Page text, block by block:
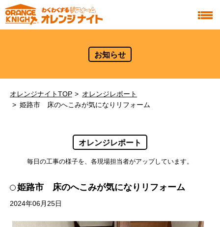
お知らせ
オレンジナイトTOP
オレンジレポート
姫路市 床のへこみが気になりリフォーム
オレンジレポート
毎日の工事の様子を、各現場担当者がアップしています。
姫路市 床のへこみが気になりリフォーム
2024年06月25日